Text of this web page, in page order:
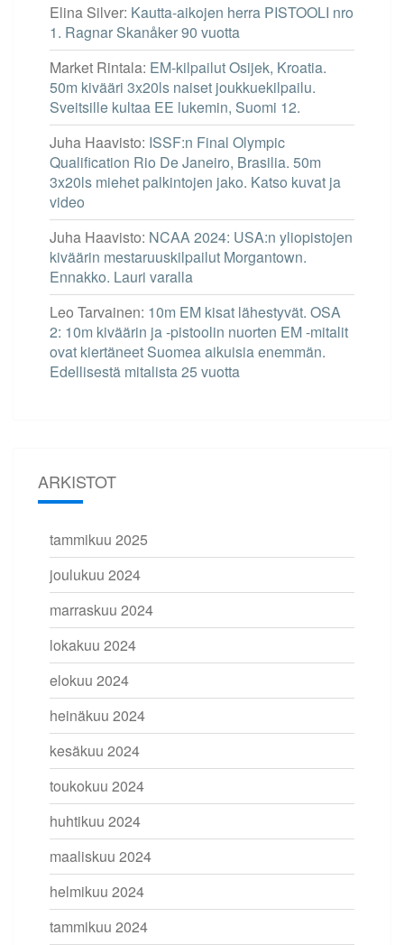
Elina Silver: Kautta-aikojen herra PISTOOLI nro
1. Ragnar Skanåker 90 vuotta
Market Rintala: EM-kilpailut Osijek, Kroatia.
50m kivääri 3x20ls naiset joukkuekilpailu.
Sveitsille kultaa EE lukemin, Suomi 12.
Juha Haavisto: ISSF:n Final Olympic
Qualification Rio De Janeiro, Brasilia. 50m
3x20ls miehet palkintojen jako. Katso kuvat ja
video
Juha Haavisto: NCAA 2024: USA:n yliopistojen
kiväärin mestaruuskilpailut Morgantown.
Ennakko. Lauri varalla
Leo Tarvainen: 10m EM kisat lähestyvät. OSA
2: 10m kiväärin ja -pistoolin nuorten EM -mitalit
ovat kiertäneet Suomea aikuisia enemmän.
Edellisestä mitalista 25 vuotta
ARKISTOT
tammikuu 2025
joulukuu 2024
marraskuu 2024
lokakuu 2024
elokuu 2024
heinäkuu 2024
kesäkuu 2024
toukokuu 2024
huhtikuu 2024
maaliskuu 2024
helmikuu 2024
tammikuu 2024